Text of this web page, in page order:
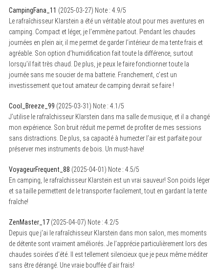
CampingFana_11 (2025-03-27) Note : 4.9/5
Le rafraîchisseur Klarstein a été un véritable atout pour mes aventures en
camping. Compact et léger, je l’emmène partout. Pendant les chaudes
journées en plein air, il me permet de garder l’intérieur de ma tente frais et
agréable. Son option d’humidification fait toute la différence, surtout
lorsqu’il fait très chaud. De plus, je peux le faire fonctionner toute la
journée sans me soucier de ma batterie. Franchement, c’est un
investissement que tout amateur de camping devrait se faire !
Cool_Breeze_99 (2025-03-31) Note : 4.1 /5
J’utilise le rafraîchisseur Klarstein dans ma salle de musique, et il a changé
mon expérience. Son bruit réduit me permet de profiter de mes sessions
sans distractions. De plus, sa capacité à humecter l’air est parfaite pour
préserver mes instruments de bois. Un must-have!
VoyageurFrequent_88 (2025-04-01) Note : 4.5/5
En camping, le rafraîchisseur Klarstein est un vrai sauveur! Son poids léger
et sa taille permettent de le transporter facilement, tout en gardant la tente
fraîche!
ZenMaster_17(2025-04-07) Note : 4.2/5
Depuis que j’ai le rafraîchisseur Klarstein dans mon salon, mes moments
de détente sont vraiment améliorés. Je l’apprécie particulièrement lors des
chaudes soirées d’été. Il est tellement silencieux que je peux même méditer
sans être dérangé. Une vraie bouffée d’air frais!